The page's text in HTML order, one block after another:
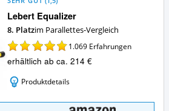
Lebert Equalizer
8. Platzim Parallettes-Vergleich
1.069 Erfahrungen
erhältlich ab ca. 214 €
Produktdetails